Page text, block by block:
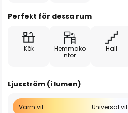
Perfekt för dessa rum
Kök
Hemmako
ntor
Hall
Ljusström (i lumen)
Varm vit Universal vit